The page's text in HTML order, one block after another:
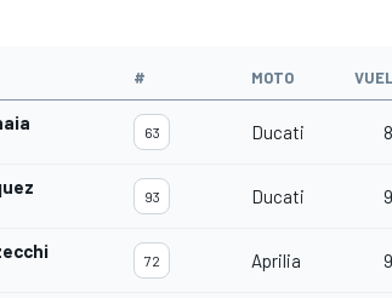
# MOTO
63 Ducati 8
93 Ducati 9
72 Aprilia 9